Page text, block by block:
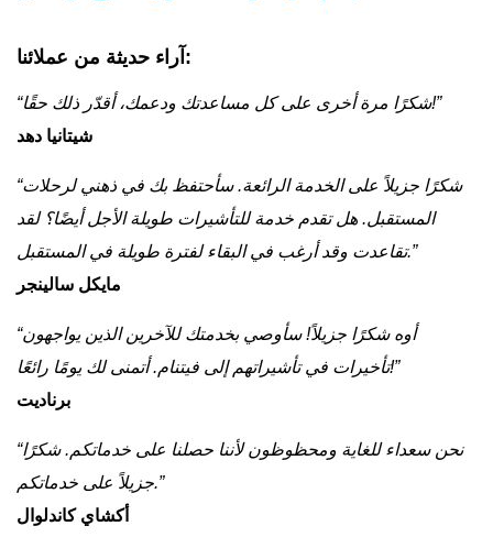
آراء حديثة من عملائنا:
“شكرًا مرة أخرى على كل مساعدتك ودعمك، أقدّر ذلك حقًا!”
شيتانيا دهد
“شكرًا جزيلاً على الخدمة الرائعة. سأحتفظ بك في ذهني لرحلات
المستقبل. هل تقدم خدمة للتأشيرات طويلة الأجل أيضًا؟ لقد
تقاعدت وقد أرغب في البقاء لفترة طويلة في المستقبل.”
مايكل سالينجر
“أوه شكرًا جزيلاً! سأوصي بخدمتك للآخرين الذين يواجهون
تأخيرات في تأشيراتهم إلى فيتنام. أتمنى لك يومًا رائعًا!”
برناديت
“نحن سعداء للغاية ومحظوظون لأننا حصلنا على خدماتكم. شكرًا
جزيلاً على خدماتكم.”
أكشاي كاندلوال